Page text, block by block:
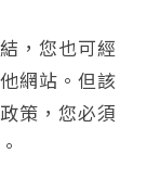
，您也可經
網站。但該
策，您必須